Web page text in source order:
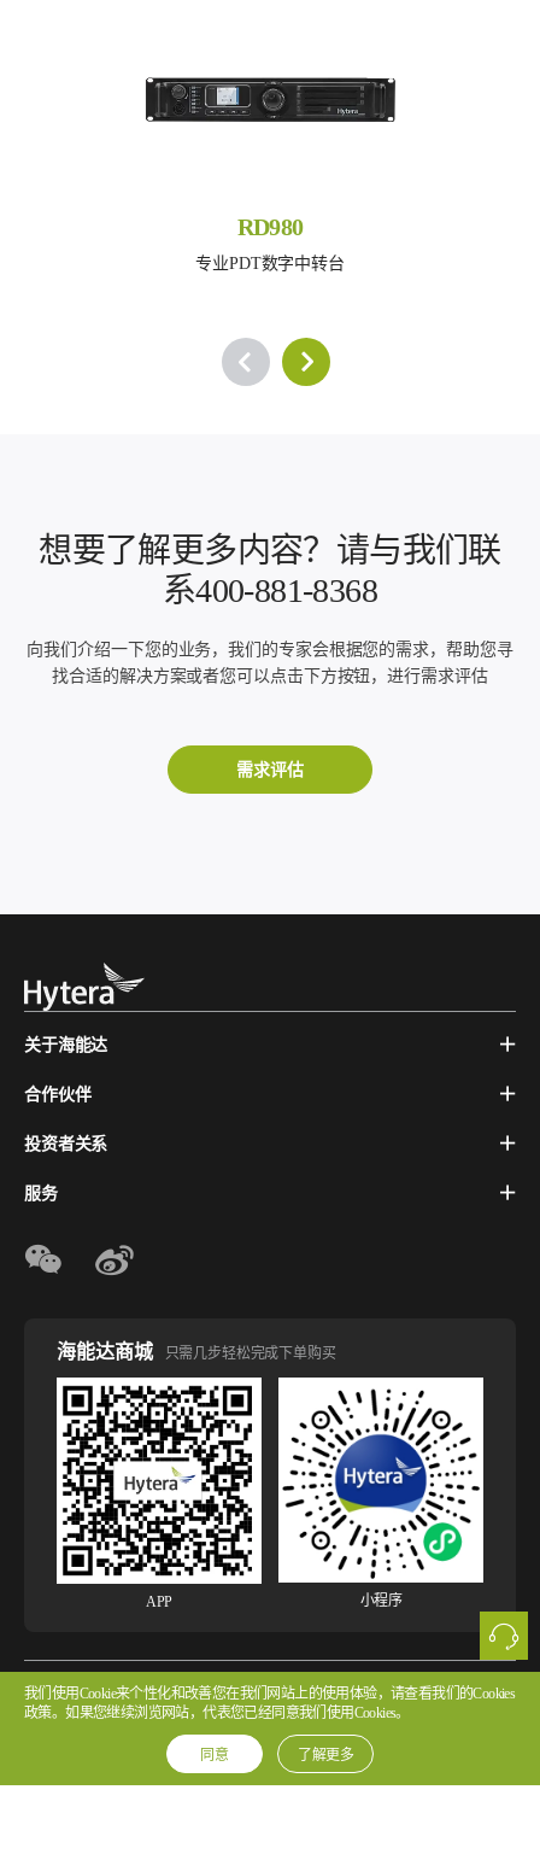
RD980
专业PDT数字中转台
想要了解更多内容？请与我们联
系400-881-8368
向我们介绍一下您的业务，我们的专家会根据您的需求，帮助您寻
找合适的解决方案或者您可以点击下方按钮，进行需求评估
需求评估
关于海能达
合作伙伴
投资者关系
服务
海能达商城 只需几步轻松完成下单购买
APP 小程序
版权所有 © 2026 海能达通信股份有限公司粤ICP备2022107854号 粤公网安备
44030502002314号
网站使用声明 隐私政策 Cookie政策
我们使用Cookie来个性化和改善您在我们网站上的使用体验，请查看我们的Cookies
政策。如果您继续浏览网站，代表您已经同意我们使用Cookies。
同意 了解更多